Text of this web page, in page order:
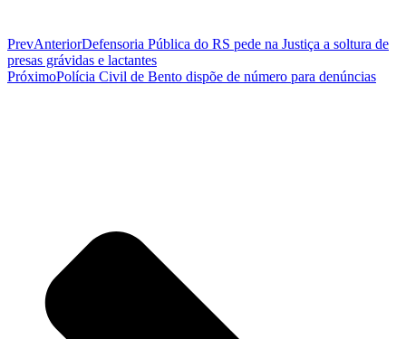
PrevAnteriorDefensoria Pública do RS pede na Justiça a soltura de
presas grávidas e lactantes
PróximoPolícia Civil de Bento dispõe de número para denúncias